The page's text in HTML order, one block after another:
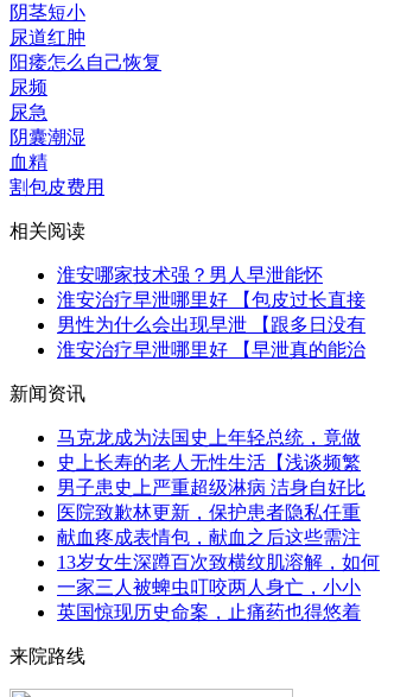
阴茎短小
尿道红肿
阳痿怎么自己恢复
尿频
尿急
阴囊潮湿
血精
割包皮费用
相关阅读
淮安哪家技术强？男人早泄能怀
淮安治疗早泄哪里好 【包皮过长直接
男性为什么会出现早泄 【跟多日没有
淮安治疗早泄哪里好 【早泄真的能治
新闻资讯
马克龙成为法国史上年轻总统，竟做
史上长寿的老人无性生活【浅谈频繁
男子患史上严重超级淋病 洁身自好比
医院致歉林更新，保护患者隐私任重
献血疼成表情包，献血之后这些需注
13岁女生深蹲百次致横纹肌溶解，如何
一家三人被蜱虫叮咬两人身亡，小小
英国惊现历史命案，止痛药也得悠着
来院路线